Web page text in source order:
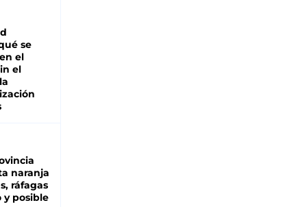
se
el
el
naranja
ráfagas
y posible